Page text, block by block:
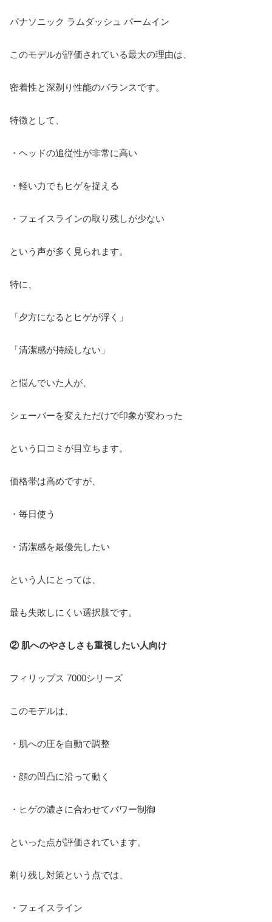
パナソニック ラムダッシュ パームイン
このモデルが評価されている最大の理由は、
密着性と深剃り性能のバランスです。
特徴として、
・ヘッドの追従性が非常に高い
・軽い力でもヒゲを捉える
・フェイスラインの取り残しが少ない
という声が多く見られます。
特に、
「夕方になるとヒゲが浮く」
「清潔感が持続しない」
と悩んでいた人が、
シェーバーを変えただけで印象が変わった
という口コミが目立ちます。
価格帯は高めですが、
・毎日使う
・清潔感を最優先したい
という人にとっては、
最も失敗しにくい選択肢です。
② 肌へのやさしさも重視したい人向け
フィリップス 7000シリーズ
このモデルは、
・肌への圧を自動で調整
・顔の凹凸に沿って動く
・ヒゲの濃さに合わせてパワー制御
といった点が評価されています。
剃り残し対策という点では、
・フェイスライン